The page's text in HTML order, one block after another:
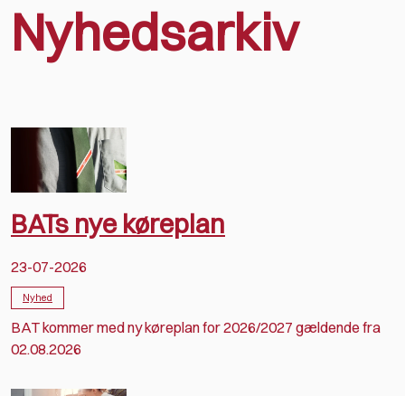
Nyhedsarkiv
BATs nye køreplan
23-07-2026
Nyhed
BAT kommer med ny køreplan for 2026/2027 gældende fra
02.08.2026